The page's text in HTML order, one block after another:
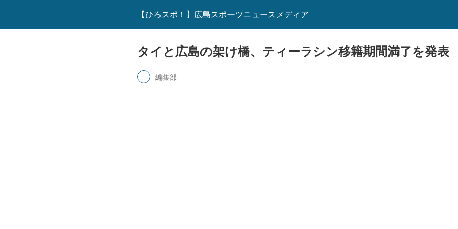
【ひろスポ！】広島スポーツニュースメディア
タイと広島の架け橋、ティーラシン移籍期間満了を発表
編集部